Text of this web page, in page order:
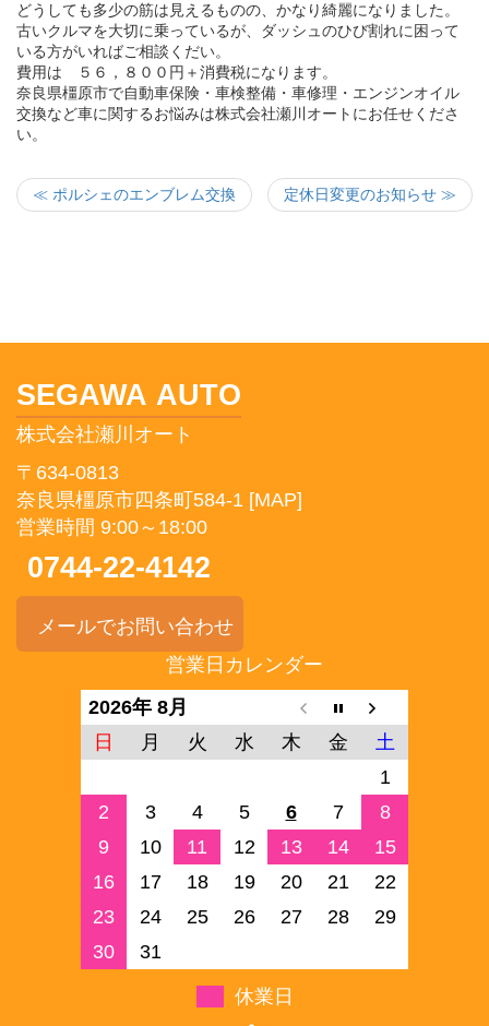
どうしても多少の筋は見えるものの、かなり綺麗になりました。
古いクルマを大切に乗っているが、ダッシュのひび割れに困って
いる方がいればご相談くだい。
費用は ５６，８００円＋消費税になります。
奈良県橿原市で自動車保険・車検整備・車修理・エンジンオイル
交換など車に関するお悩みは株式会社瀬川オートにお任せくださ
い。
≪ ポルシェのエンブレム交換 定休日変更のお知らせ ≫
SEGAWA AUTO
株式会社瀬川オート
〒634-0813
奈良県橿原市四条町584-1 [MAP]
営業時間 9:00～18:00
0744-22-4142
メールでお問い合わせ
営業日カレンダー
2026年 8月
日
月 火 水 木 金
土
1
2
3 4 5 6 7
8
9
10 11 12 13 14
15
16
17 18 19 20 21
22
23
24 25 26 27 28
29
30
31
休業日